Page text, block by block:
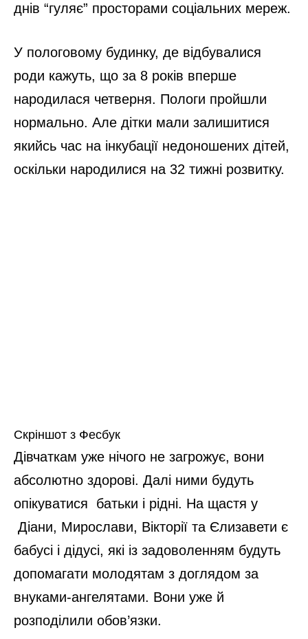
днів “гуляє” просторами соціальних мереж.
У пологовому будинку, де відбувалися
роди кажуть, що за 8 років вперше
народилася четверня. Пологи пройшли
нормально. Але дітки мали залишитися
якийсь час на інкубації недоношених дітей,
оскільки народилися на 32 тижні розвитку.
Скріншот з Фесбук
Дівчаткам уже нічого не загрожує, вони
абсолютно здорові. Далі ними будуть
опікуватися батьки і рідні. На щастя у
Діани, Мирослави, Вікторії та Єлизавети є
бабусі і дідусі, які із задоволенням будуть
допомагати молодятам з доглядом за
внуками-ангелятами. Вони уже й
розподілили обов’язки.